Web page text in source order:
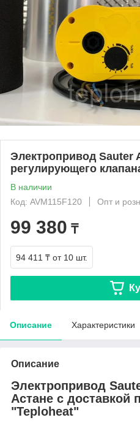
Электропривод Sauter
регулирующего
В наличии
Код: AVM115F120
Опт и
99 380 ₸
94 411 ₸ от 10 шт.
Описание Характеристики
Описание
Электропривод
Астане с доставкой
"Teploheat"